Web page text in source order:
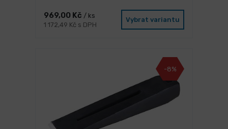
969,00 Kč / ks
1 172,49 Kč s DPH
Vybrat variantu
-8%